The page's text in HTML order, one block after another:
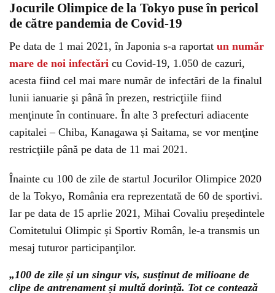
Jocurile Olimpice de la Tokyo puse în pericol
de către pandemia de Covid-19
Pe data de 1 mai 2021, în Japonia s-a raportat un număr
mare de noi infectări cu Covid-19, 1.050 de cazuri,
acesta fiind cel mai mare număr de infectări de la finalul
lunii ianuarie şi până în prezen, restricţiile fiind
menţinute în continuare. În alte 3 prefecturi adiacente
capitalei – Chiba, Kanagawa și Saitama, se vor menţine
restricţiile până pe data de 11 mai 2021.
Înainte cu 100 de zile de startul Jocurilor Olimpice 2020
de la Tokyo, România era reprezentată de 60 de sportivi.
Iar pe data de 15 aprlie 2021, Mihai Covaliu președintele
Comitetului Olimpic și Sportiv Român, le-a transmis un
mesaj tuturor participanţilor.
„100 de zile și un singur vis, susținut de milioane de
clipe de antrenament și multă dorință. Tot ce contează